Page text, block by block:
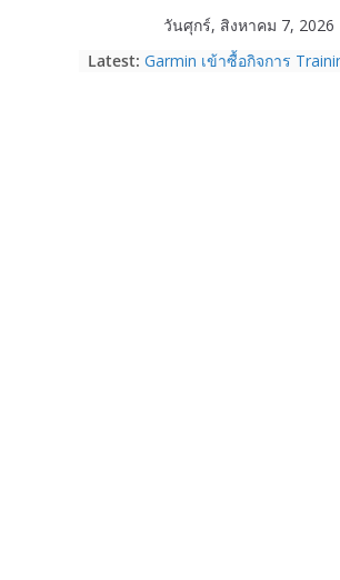
วันศุกร์, สิงหาคม 7, 2026
Latest: Garmin เข้าซื้อกิจการ